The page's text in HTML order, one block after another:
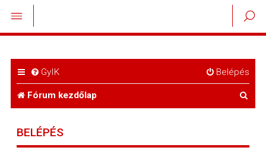
GyIK Belépés
Fórum kezdőlap
BELÉPÉS